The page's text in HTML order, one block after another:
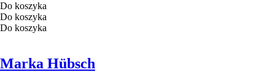
Do koszyka
Do koszyka
Do koszyka
Marka Hübsch